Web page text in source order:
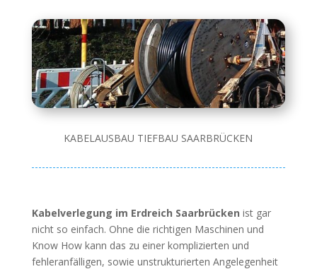
KABELAUSBAU TIEFBAU SAARBRÜCKEN
Kabelverlegung im Erdreich Saarbrücken ist gar
nicht so einfach. Ohne die richtigen Maschinen und
Know How kann das zu einer komplizierten und
fehleranfälligen, sowie unstrukturierten Angelegenheit